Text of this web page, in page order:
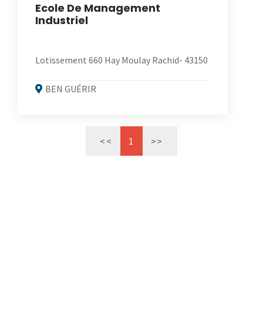
Ecole De Management
Industriel
Lotissement 660 Hay Moulay Rachid- 43150
BEN GUÉRIR
<< 1 >>